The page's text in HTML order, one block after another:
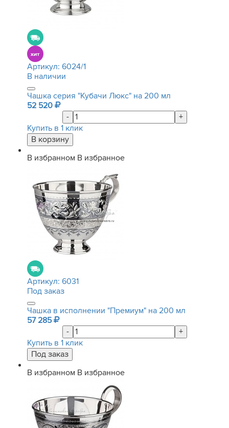
Артикул: 6024/1
В наличии
Чашка серия "Кубачи Люкс" на 200 мл
52 520
-
+
Купить в 1 клик
В избранном В избранное
Артикул: 6031
Под заказ
Чашка в исполнении "Премиум" на 200 мл
57 285
-
+
Купить в 1 клик
В избранном В избранное